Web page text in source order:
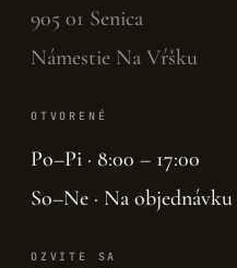
905 01 Senica
Námestie Na Vŕšku
OTVORENÉ
Po–Pi · 8:00 – 17:00
So–Ne · Na objednávku
OZVITE SA